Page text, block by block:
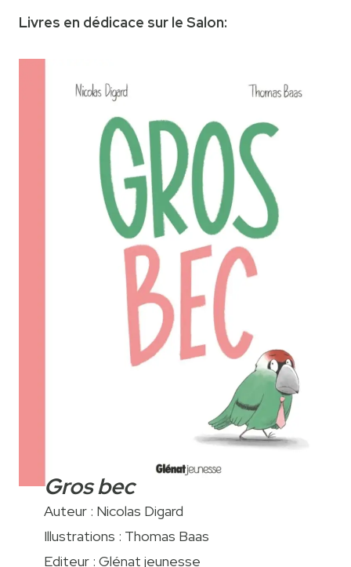
Livres en dédicace sur le Salon:
Gros bec
Auteur : Nicolas Digard
Illustrations : Thomas Baas
Editeur : Glénat jeunesse